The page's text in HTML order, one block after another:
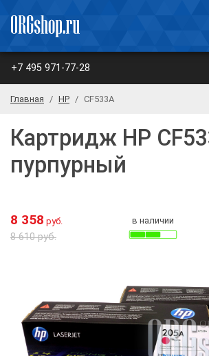
+7 495 971-77-28
Главная HP CF533A
Картридж HP
пурпурный
8 358 руб.
8 610 руб.
в наличии